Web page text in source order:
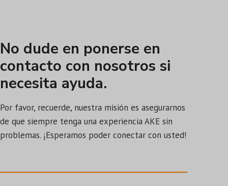
No dude en ponerse en
contacto con nosotros si
necesita ayuda.
Por favor, recuerde, nuestra misión es asegurarnos
de que siempre tenga una experiencia AKE sin
problemas. ¡Esperamos poder conectar con usted!